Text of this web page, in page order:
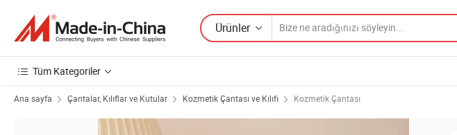
Ürünler
Tüm Kategoriler
Ana sayfa Çantalar, Kılıflar ve Kutular Kozmetik Çantası ve Kılıfı Kozmetik Çantası